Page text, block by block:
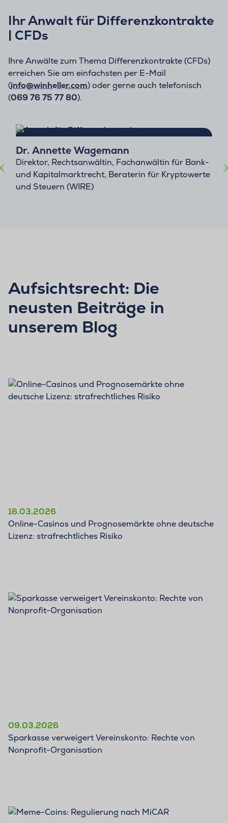
Ihr Anwalt für Differenzkontrakte
| CFDs
Ihre Anwälte zum Thema Differenzkontrakte (CFDs)
erreichen Sie am einfachsten per E-Mail
(info@winheller.com) oder gerne auch telefonisch
(069 76 75 77 80).
Dr. Annette Wagemann
Direktor, Rechtsanwältin, Fachanwältin für Bank-
und Kapitalmarktrecht, Beraterin für Kryptowerte
und Steuern (WIRE)
Aufsichtsrecht: Die
neusten Beiträge in
unserem Blog
BLOG
16.03.2026
Online-Casinos und Prognosemärkte ohne deutsche
Lizenz: strafrechtliches Risiko
BLOG
09.03.2026
Sparkasse verweigert Vereinskonto: Rechte von
Nonprofit-Organisation